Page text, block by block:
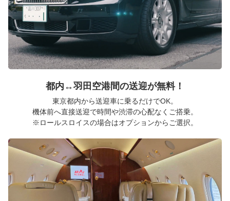
都内↔︎羽田空港間の送迎が無料！
東京都内から送迎車に乗るだけでOK。
機体前へ直接送迎で時間や渋滞の心配なくご搭乗。
※ロールスロイスの場合はオプションからご選択。